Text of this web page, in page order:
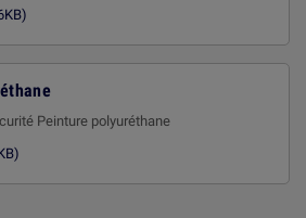
Peinture polyuréthane